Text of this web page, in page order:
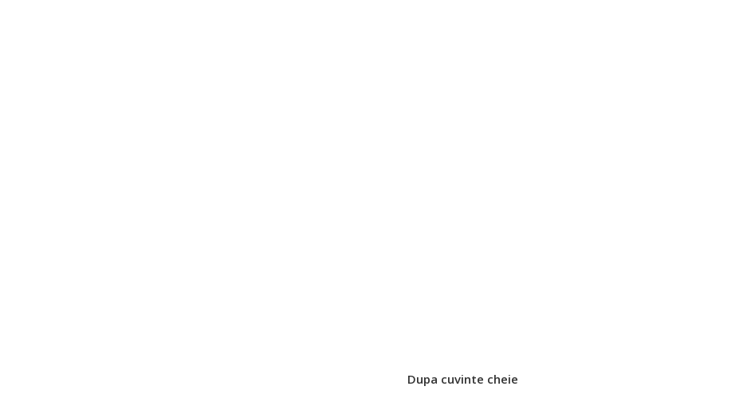
Dupa cuvinte cheie